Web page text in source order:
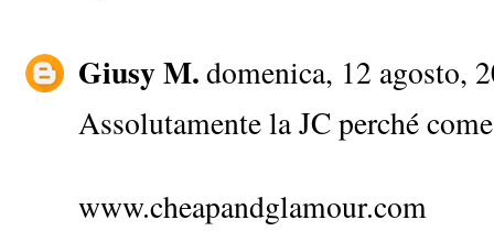
Giusy M.domenica, 12 agosto,
Assolutamente la JC perché
www.cheapandglamour.com